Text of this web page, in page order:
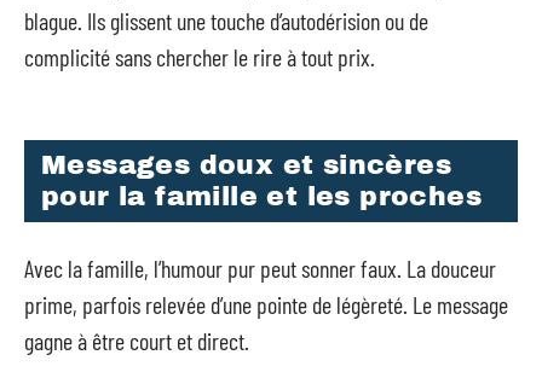
blague. Ils glissent une touche d’autodérision ou de
complicité sans chercher le rire à tout prix.
Messages doux et sincères
pour la famille et les proches
Avec la famille, l’humour pur peut sonner faux. La douceur
prime, parfois relevée d’une pointe de légèreté. Le message
gagne à être court et direct.